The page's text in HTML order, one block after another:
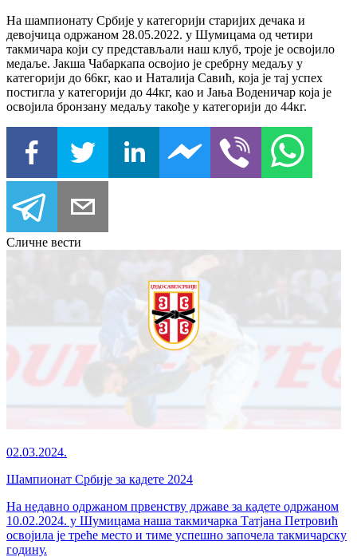
На шампионату Србије у категорији старијих дечака и
девојчица одржаном 28.05.2022. у Шумицама од четири
такмичара који су представљали наш клуб, троје је освојило
медаље. Јакша Чабаркапа освојио је сребрну медаљу у
категорији до 66кг, као и Наталија Савић, која је тај успех
постигла у категорији до 44кг, као и Јања Воденичар која је
освојила бронзану медаљу такође у категорији до 44кг.
Сличне вести
02.03.2024.
Шампионат Србије за кадете 2024
На недавно одржаном првенству државе за кадете одржаном
10.02.2024. у Шумицама наша такмичарка Татјана Петровић
освојила је треће место и тиме успешно започела такмичарску
годину.